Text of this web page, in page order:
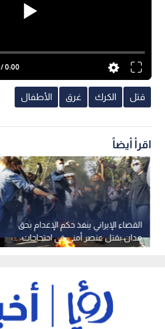
/ 0:00
قتل الكرك غرق الأطفال
اقرأ أيضاً
القضاء الإيراني ينفذ حكم الإعدام بحق
مدان بقتل عنصر أمني في احتجاجات
2022